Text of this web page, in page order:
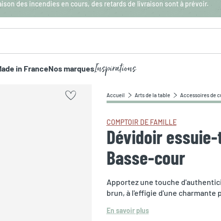
des incendies en cours, des retards de livraison sont à prévoir.
in FranceNos marquesInspirations
Accueil Arts de la table Accessoires de
COMPTOIR DE FAMILLE
Dévidoir
Basse-cour
Apportez une touche
brun, à l'effigie d'une charmante
En savoir plus